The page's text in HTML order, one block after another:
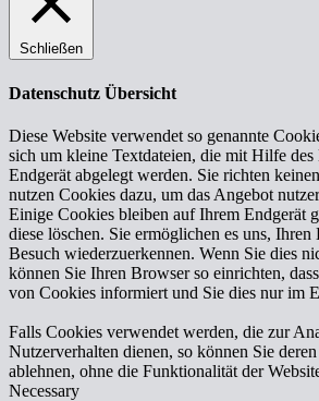
Schließen
Datenschutz Übersicht
Diese Website verwendet so genannte
sich um kleine Textdateien, die mit Hilfe
Endgerät abgelegt werden. Sie richten
nutzen Cookies dazu, um das Angebot
Einige Cookies bleiben auf Ihrem Endgerät
diese löschen. Sie ermöglichen es uns, Ihren
Besuch wiederzuerkennen. Wenn Sie dies
können Sie Ihren Browser so einrichten,
von Cookies informiert und Sie dies nur im
Falls Cookies verwendet werden, die zur
Nutzerverhalten dienen, so können Sie
ablehnen, ohne die Funktionalität der
Necessary